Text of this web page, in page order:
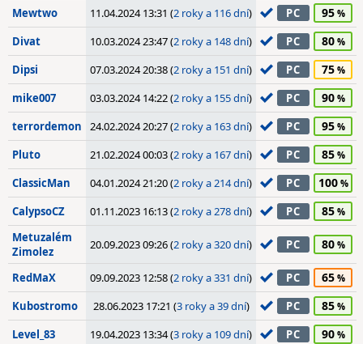
Mewtwo 11.04.2024 13:31 (2 roky a 116 dní) PC 95
Divat 10.03.2024 23:47 (2 roky a 148 dní) PC 80
Dipsi 07.03.2024 20:38 (2 roky a 151 dní) PC 75
mike007 03.03.2024 14:22 (2 roky a 155 dní) PC 90
terrordemon 24.02.2024 20:27 (2 roky a 163 dní) PC 95
Pluto 21.02.2024 00:03 (2 roky a 167 dní) PC 85
ClassicMan 04.01.2024 21:20 (2 roky a 214 dní) PC 100
CalypsoCZ 01.11.2023 16:13 (2 roky a 278 dní) PC 85
Metuzalém
Zimolez
20.09.2023 09:26 (2 roky a 320 dní) PC 80
RedMaX 09.09.2023 12:58 (2 roky a 331 dní) PC 65
Kubostromo 28.06.2023 17:21 (3 roky a 39 dní) PC 85
Level_83 19.04.2023 13:34 (3 roky a 109 dní) PC 90